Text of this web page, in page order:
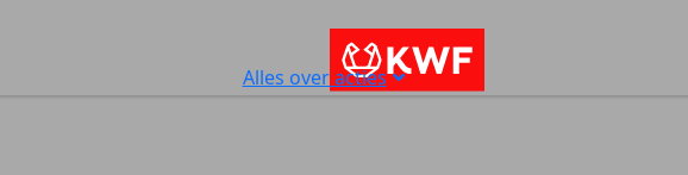
Alles over acties